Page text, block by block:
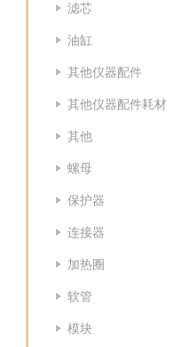
滤芯
油缸
其他仪器配件
其他仪器配件耗材
其他
螺母
保护器
连接器
加热圈
软管
模块